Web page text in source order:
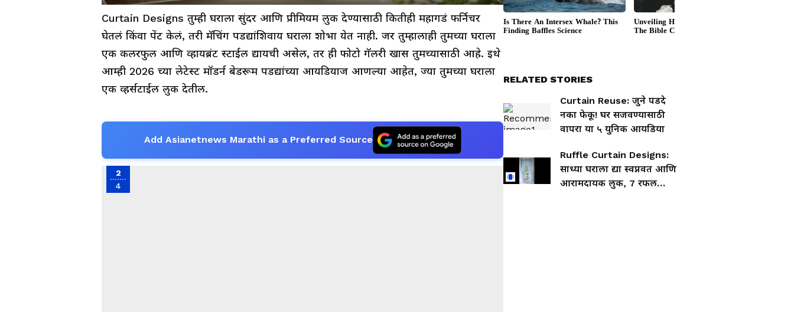
Curtain Designs तुम्ही घराला सुंदर आणि प्रीमियम लुक देण्यासाठी कितीही महागडं फर्निचर
घेतलं किंवा पेंट केलं, तरी मॅचिंग पडद्यांशिवाय घराला शोभा येत नाही. जर तुम्हालाही तुमच्या घराला
एक कलरफुल आणि व्हायब्रंट स्टाईल द्यायची असेल, तर ही फोटो गॅलरी खास तुमच्यासाठी आहे. इथे
आम्ही 2026 च्या लेटेस्ट मॉडर्न बेडरूम पडद्यांच्या आयडियाज आणल्या आहेत, ज्या तुमच्या घराला
एक व्हर्सटाईल लुक देतील.
Add Asianetnews Marathi as a Preferred Source
2
4
RELATED STORIES
Curtain Reuse: जुने पडदे
नका फेकू! घर सजवण्यासाठी
वापरा या ५ युनिक आयडिया
Ruffle Curtain Designs:
साध्या घराला द्या स्वप्नवत आणि
आरामदायक लुक, 7 रफल